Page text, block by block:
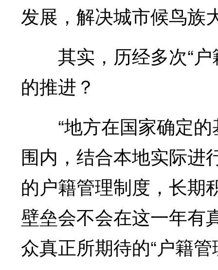
发展，解决城市候鸟
其实，历经多次“户
的推进？
“地方在国家确定的
围内，结合本地实际进
的户籍管理制度，长期
壁垒会不会在这一年有
众真正所期待的“户籍